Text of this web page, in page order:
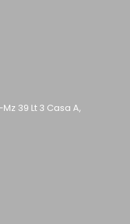
39 Lt 3 Casa A,